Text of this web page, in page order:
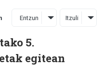
Entzun Itzuli
5.
egitean